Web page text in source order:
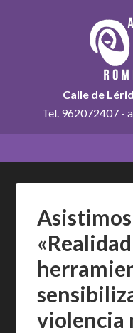
Calle de
Tel. 962072407 -
violencia